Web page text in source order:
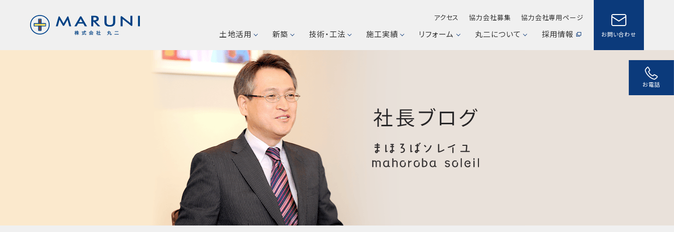
土地活用 新築 技術・工法 施工実績 リフォーム 丸二について 採用情報
アクセス 協力会社募集 協力会社専用ページ
お電話
お問い合わせ